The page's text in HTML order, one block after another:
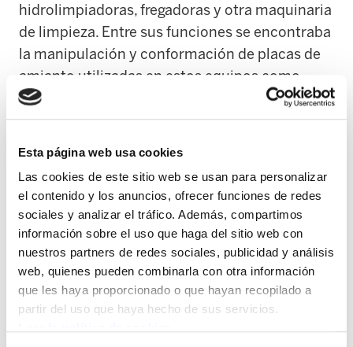
Esta página web usa cookies
Las cookies de este sitio web se usan para personalizar
el contenido y los anuncios, ofrecer funciones de redes
sociales y analizar el tráfico. Además, compartimos
información sobre el uso que haga del sitio web con
nuestros partners de redes sociales, publicidad y análisis
web, quienes pueden combinarla con otra información
que les haya proporcionado o que hayan recopilado a
partir del uso que haya hecho de sus servicios.
hidrolimpiadoras, fregadoras y otra maquinaria
de limpieza. Entre sus funciones se encontraba
la manipulación y conformación de placas de
amianto utilizadas en estos equipos como
protección frente a las altas temperaturas.
empresa, que negaba el uso de amianto en su
actividad, y asume los argumentos del Instituto
de Salud Pública y Laboral de Navarra (ISPLN).
El fallo recoge que las máquinas “llevaban una
junta de amianto como protección”, debido a
las propiedades del material para soportar
altas temperaturas.